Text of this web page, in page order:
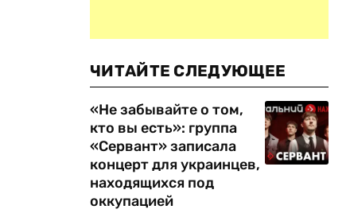
ЧИТАЙТЕ СЛЕДУЮЩЕЕ
«Не забывайте о том,
кто вы есть»: группа
«Сервант» записала
концерт для украинцев,
находящихся под
оккупацией